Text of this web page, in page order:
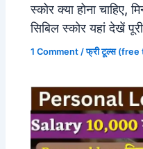
स्कोर क्या होना
सिबिल स्कोर यहां देखें
1 Comment /फ्री टूल्स (free